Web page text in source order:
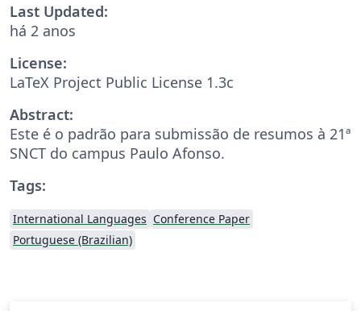
Last Updated:
há 2 anos
License:
LaTeX Project Public License 1.3c
Abstract:
Este é o padrão para submissão de resumos à 21ª
SNCT do campus Paulo Afonso.
Tags:
International Languages Conference Paper
Portuguese (Brazilian)